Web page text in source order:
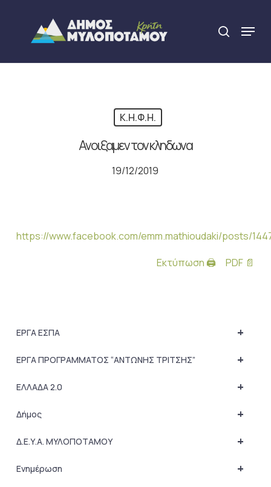
content
search
Menu
Κ.Η.Φ.Η.
Ανοιξαμεν τον κληδωνα
19/12/2019
https://www.facebook.com/emm.mathioudaki/posts/
Εκτύπωση 🖨
PDF 📄
+
ΕΡΓΑ ΕΣΠΑ
+
ΕΡΓΑ ΠΡΟΓΡΑΜΜΑΤΟΣ “ΑΝΤΩΝΗΣ ΤΡΙΤΣΗΣ”
+
ΕΛΛΑΔΑ 2.0
+
Δήμος
+
Δ.Ε.Υ.Α. ΜΥΛΟΠΟΤΑΜΟΥ
+
Ενημέρωση
Close